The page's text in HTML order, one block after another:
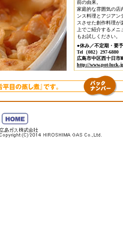
前の由来。
家庭的な雰囲気の店
ンス料理とアジアン
スさせた創作料理が
上でご紹介するメ
もお試しください。
●休み／不定期・要
Tel（082）297-6880
広島市中区西十日市
http://www.pot-